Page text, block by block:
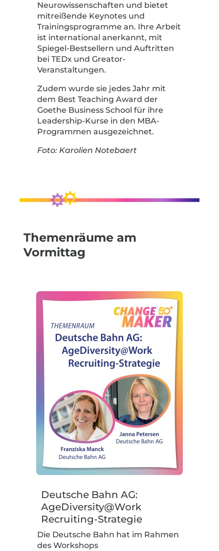
Neurowissenschaften und bietet
mitreißende Keynotes und
Trainingsprogramme an. Ihre Arbeit
ist international anerkannt, mit
Spiegel-Bestsellern und Auftritten
bei TEDx und Greator-
Veranstaltungen.
Zudem wurde sie jedes Jahr mit
dem Best Teaching Award der
Goethe Business School für ihre
Leadership-Kurse in den MBA-
Programmen ausgezeichnet.
Foto: Karolien Notebaert
Themenräume am
Vormittag
Deutsche Bahn AG:
AgeDiversity@Work
Recruiting-Strategie
Die Deutsche Bahn hat im Rahmen
des Workshops